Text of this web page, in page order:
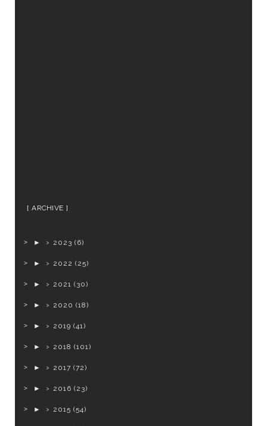
ARCHIVE
► 2023 (6)
► 2022 (25)
► 2021 (30)
► 2020 (18)
► 2019 (41)
► 2018 (101)
► 2017 (72)
► 2016 (23)
► 2015 (54)